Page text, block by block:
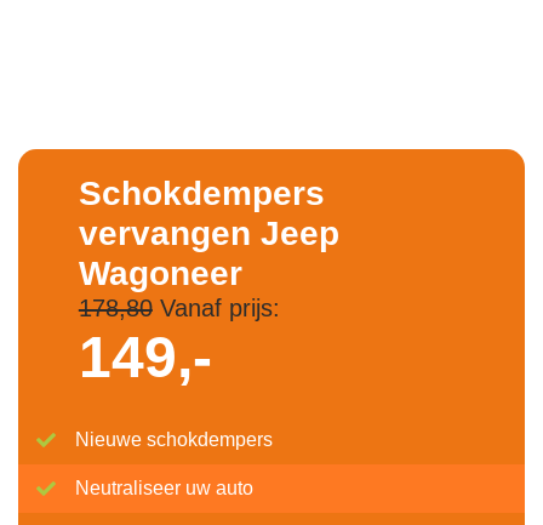
Schokdempers
vervangen Jeep
Wagoneer
178,80Vanaf prijs:
149,-
Nieuwe schokdempers
Neutraliseer uw auto